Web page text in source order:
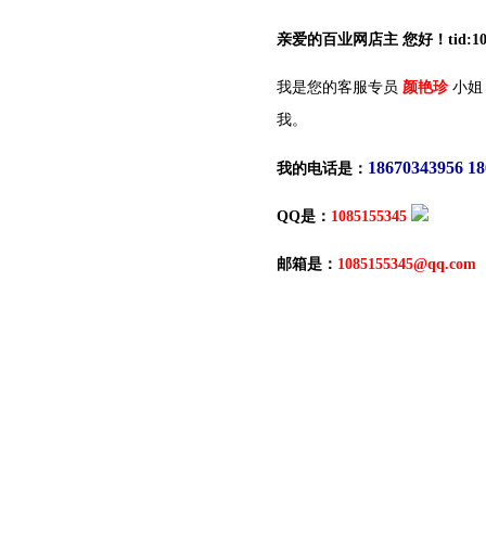
亲爱的百业网店主 您好！
我是您的客服专员 颜艳珍小姐
我。
我的电话是： 18670343956
QQ是： 1085155345
邮箱是： 1085155345@qq.com